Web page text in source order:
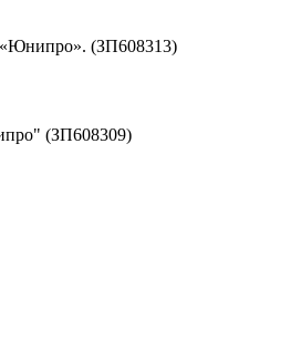
(ЗП608313)
(ЗП608309)